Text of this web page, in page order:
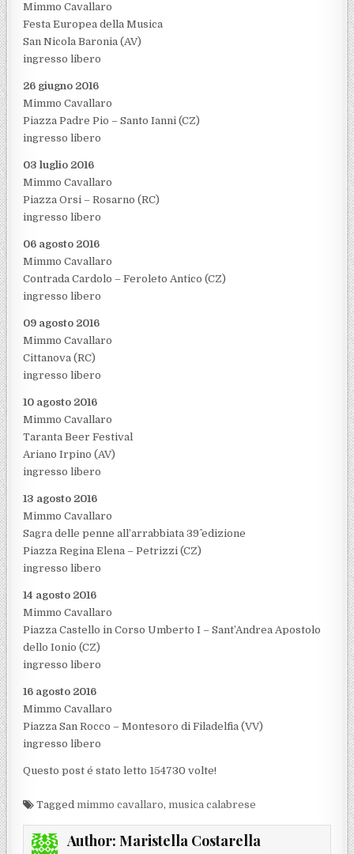
Mimmo Cavallaro
Festa Europea della Musica
San Nicola Baronia (AV)
ingresso libero
26 giugno 2016
Mimmo Cavallaro
Piazza Padre Pio – Santo Ianni (CZ)
ingresso libero
03 luglio 2016
Mimmo Cavallaro
Piazza Orsi – Rosarno (RC)
ingresso libero
06 agosto 2016
Mimmo Cavallaro
Contrada Cardolo – Feroleto Antico (CZ)
ingresso libero
09 agosto 2016
Mimmo Cavallaro
Cittanova (RC)
ingresso libero
10 agosto 2016
Mimmo Cavallaro
Taranta Beer Festival
Ariano Irpino (AV)
ingresso libero
13 agosto 2016
Mimmo Cavallaro
Sagra delle penne all’arrabbiata 39^ edizione
Piazza Regina Elena – Petrizzi (CZ)
ingresso libero
14 agosto 2016
Mimmo Cavallaro
Piazza Castello in Corso Umberto I – Sant’Andrea Apostolo
dello Ionio (CZ)
ingresso libero
16 agosto 2016
Mimmo Cavallaro
Piazza San Rocco – Montesoro di Filadelfia (VV)
ingresso libero
Questo post é stato letto 154730 volte!
Taggedmimmo cavallaro,musica calabrese
Author: Maristella Costarella